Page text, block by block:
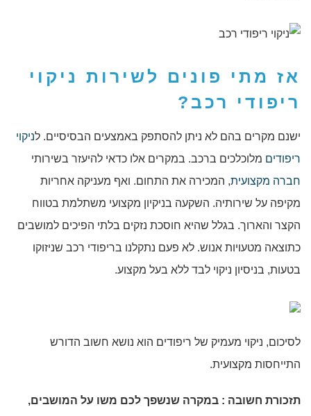
אז מתי פונים לשירות
ניקוי
ריפודי רכב ?
ישנם מקרים בהם לא ניתן להסתפק באמצעים הבסיסיים. לניקוי
ריפודים מלוכלכים ברכב. במקרים אלו כדאי להיעזר בשירותי
חברה מקצועית, המכירה את התחום. ואף מעניקה אחריות
מקיפה על שירותיה. השקעה בניקיון מקצועי משתלמת בטווח
הקצר והארוך. בגלל שהיא חוסכת נזקים בלתי הפיכים למושבים
כתוצאה מטעויות אנוש. לא פעם נתקלנו בריפודי רכב שניזוקו
בטעות, בניסיון ניקוי לבד ללא בעל מקצוע.
לסיכום, ניקוי מעמיק של ריפודים הוא נושא חשוב הדורש
התייחסות מקצועית.
תזכורת חשובה : במקרה שנשפך לכם משו על המושבים,